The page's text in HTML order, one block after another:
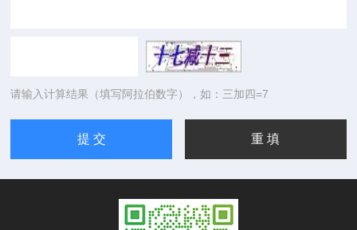
请输入计算结果（填写阿拉伯数字），如：三加四=7